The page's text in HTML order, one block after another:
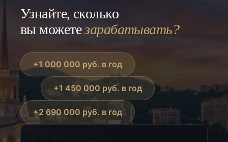
Узнайте, сколько
вы можетезарабатывать?
+1 000 000 руб. в год
+1 450 000 руб. в год
+2 690 000 руб. в год